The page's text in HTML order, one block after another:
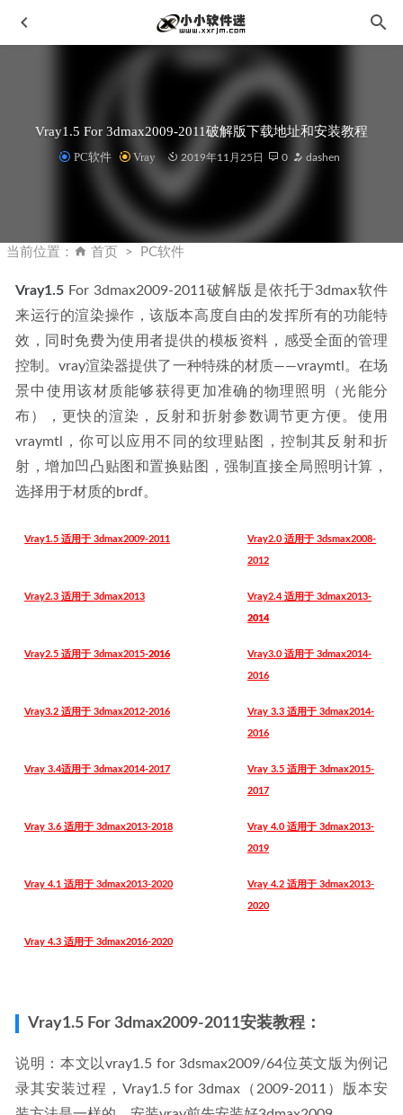
Vray1.5 For 3dmax2009-2011破解版下载地址和安装教程
PC软件 Vray 2019年11月25日 0 dashen
当前位置： 首页 PC软件
Vray1.5 For 3dmax2009-2011破解版是依托于3dmax软件
来运行的渲染操作，该版本高度自由的发挥所有的功能特
效，同时免费为使用者提供的模板资料，感受全面的管理
控制。vray渲染器提供了一种特殊的材质——vraymtl。在场
景中使用该材质能够获得更加准确的物理照明（光能分
布），更快的渲染，反射和折射参数调节更方便。使用
vraymtl，你可以应用不同的纹理贴图，控制其反射和折
射，增加凹凸贴图和置换贴图，强制直接全局照明计算，
选择用于材质的brdf。
Vray1.5 适用于 3dmax2009-2011 Vray2.0 适用于 3dsmax2008-
2012
Vray2.3 适用于 3dmax2013 Vray2.4 适用于 3dmax2013-
2014
Vray2.5 适用于 3dmax2015-2016 Vray3.0 适用于 3dmax2014-
2016
Vray3.2 适用于 3dmax2012-2016 Vray 3.3 适用于 3dmax2014-
2016
Vray 3.4适用于 3dmax2014-2017 Vray 3.5 适用于 3dmax2015-
2017
Vray 3.6 适用于 3dmax2013-2018 Vray 4.0 适用于 3dmax2013-
2019
Vray 4.1 适用于 3dmax2013-2020 Vray 4.2 适用于 3dmax2013-
2020
Vray 4.3 适用于 3dmax2016-2020
Vray1.5 For 3dmax2009-2011安装教程：
说明：本文以vray1.5 for 3dsmax2009/64位英文版为例记
录其安装过程，Vray1.5 for 3dmax（2009-2011）版本安
Movavi Photo Editor v6.7.1 繁体中文破解版-Movavi照片编辑
软件 2023-11-27
VRay6.0006 正式版 for 3dmax2018-2023安装包+破解补丁
+汉化版+材质库 2022-08-28
3dmax2013简体中文版下载地址和安装教程 2019-11-22
专业办公套件 SoftMaker Office Professional 2021 Rev
S1058.1113中文破解版 2022-11-22